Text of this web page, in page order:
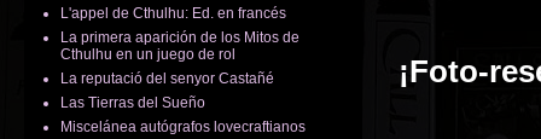
¡Foto-
L'appel de Cthulhu: Ed. en francés
La primera aparición de los Mitos de
Cthulhu en un juego de rol
La reputació del senyor Castañé
Las Tierras del Sueño
Miscelánea autógrafos lovecraftianos